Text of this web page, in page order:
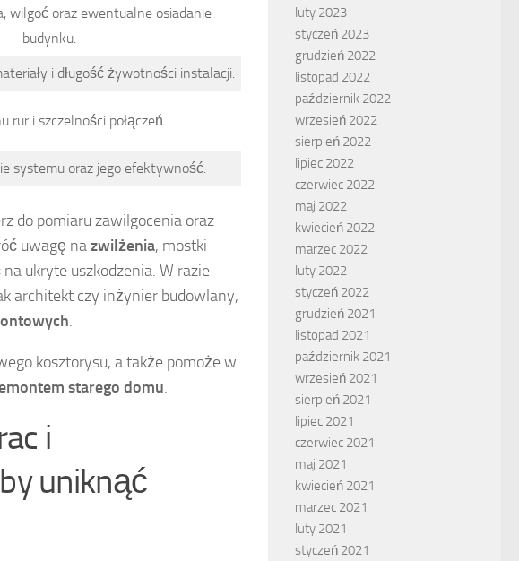
wilgoć oraz ewentualne osiadanie
budynku.
i długość żywotności instalacji.
rur i szczelności połączeń.
systemu oraz jego efektywność.
do pomiaru zawilgocenia oraz
uwagę nazwilżenia, mostki
ukryte uszkodzenia. W razie
architekt czy inżynier budowlany,
.
kosztorysu, a także pomoże w
starego domu.
i
uniknąć
luty 2023
styczeń 2023
grudzień 2022
listopad 2022
październik 2022
wrzesień 2022
sierpień 2022
lipiec 2022
czerwiec 2022
maj 2022
kwiecień 2022
marzec 2022
luty 2022
styczeń 2022
grudzień 2021
listopad 2021
październik 2021
wrzesień 2021
sierpień 2021
lipiec 2021
czerwiec 2021
maj 2021
kwiecień 2021
marzec 2021
luty 2021
styczeń 2021